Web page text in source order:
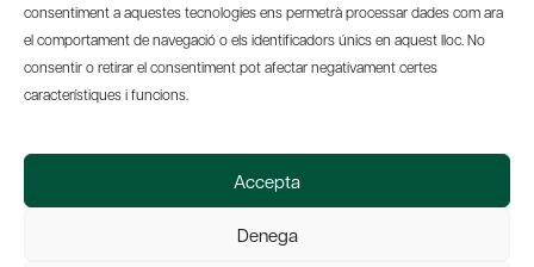
consentiment a aquestes tecnologies ens permetrà processar dades com ara
el comportament de navegació o els identificadors únics en aquest lloc. No
consentir o retirar el consentiment pot afectar negativament certes
característiques i funcions.
Accepta
Denega
Suscripció Newsletter
© 2026 Societat Econòmica Barcelonesa d'Amics del País
Web by Ideamatic